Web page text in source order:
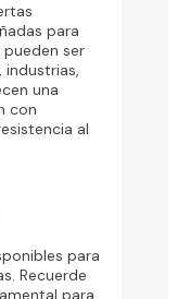
para
ser
una
con
al
para
Recuerde
para